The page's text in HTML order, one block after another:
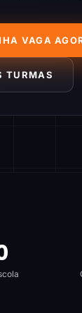
VAGA
TURMAS